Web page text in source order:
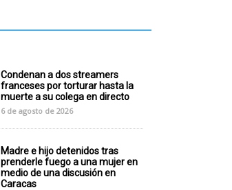
Condenan a dos streamers
franceses por torturar hasta la
muerte a su colega en directo
6 de agosto de 2026
Madre e hijo detenidos tras
prenderle fuego a una mujer en
medio de una discusión en
Caracas